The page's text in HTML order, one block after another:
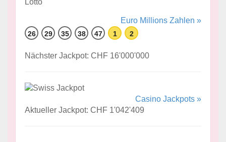
Euro Millions Zahlen »
26 29 35 38 47 1 2
Nächster Jackpot: CHF 16'000'000
Casino Jackpots »
Aktueller Jackpot: CHF 1'042'409